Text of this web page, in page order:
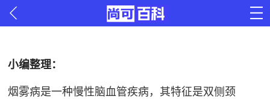
小编整理：
烟雾病是一种慢性脑血管疾病，其特征是双侧颈